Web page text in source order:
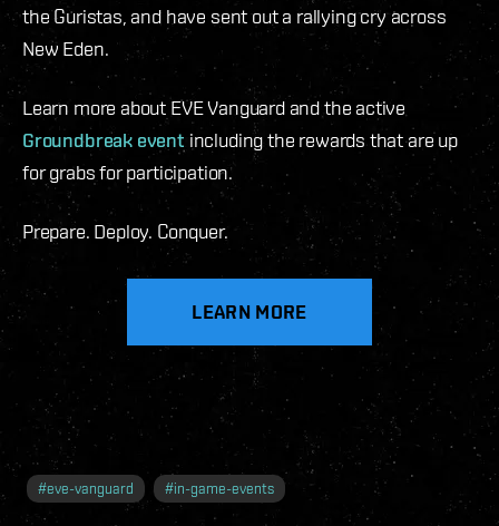
the Guristas, and have sent out a rallying cry across
New Eden.
Learn more about EVE Vanguard and the active
Groundbreak event including the rewards that are up
for grabs for participation.
Prepare. Deploy. Conquer.
LEARN MORE
#eve-vanguard #in-game-events